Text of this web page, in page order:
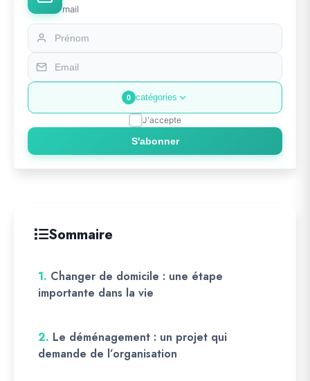
mail
0 catégories
J'accepte
S'abonner
Sommaire
1. Changer de domicile : une étape
importante dans la vie
2. Le déménagement : un projet qui
demande de l’organisation